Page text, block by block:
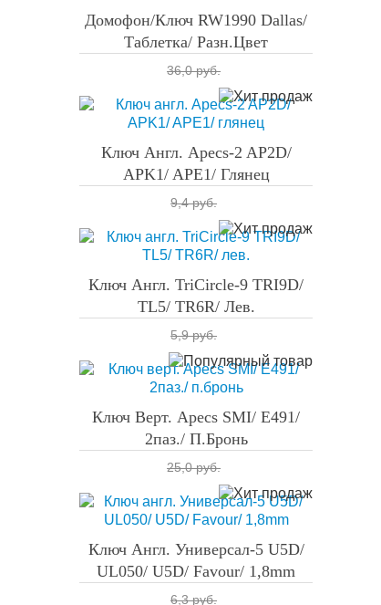
Домофон/ключ RW1990 Dallas/
Таблетка/ Разн.цвет
36,0 руб.
Ключ Англ. Apecs-2 AP2D/
APK1/ APE1/ Глянец
9,4 руб.
Ключ Англ. TriCircle-9 TRI9D/
TL5/ TR6R/ Лев.
5,9 руб.
Ключ Верт. Apecs SMI/ E491/
2паз./ П.бронь
25,0 руб.
Ключ Англ. Универсал-5 U5D/
UL050/ U5D/ Favour/ 1,8mm
6,3 руб.